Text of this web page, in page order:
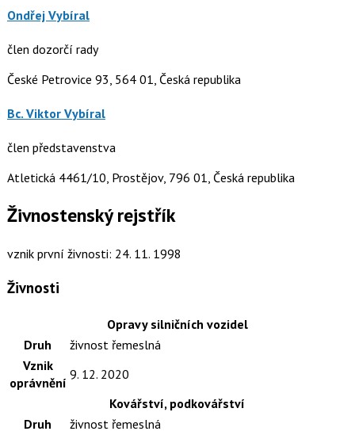
Ondřej Vybíral
člen dozorčí rady
České Petrovice 93, 564 01, Česká republika
Bc. Viktor Vybíral
člen představenstva
Atletická 4461/10, Prostějov, 796 01, Česká republika
Živnostenský rejstřík
vznik první živnosti: 24. 11. 1998
Živnosti
Opravy silničních vozidel
Druh
živnost řemeslná
Vznik
oprávnění
9. 12. 2020
Kovářství, podkovářství
Druh
živnost řemeslná